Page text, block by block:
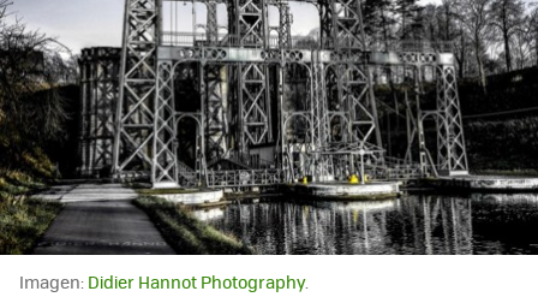
Imagen: Didier Hannot Photography.